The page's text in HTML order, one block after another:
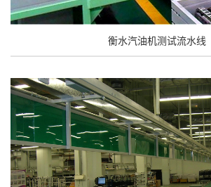
衡水汽油机测试流水线